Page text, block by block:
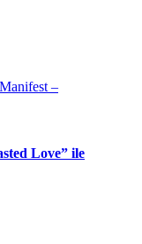
Love” ile